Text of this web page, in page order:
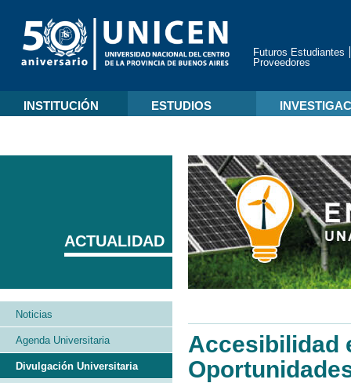
Futuros Estudiantes
Proveedores
INSTITUCIÓN ESTUDIOS
Accesibilidad
ACTUALIDAD
Noticias
Agenda Universitaria
Divulgación Universitaria